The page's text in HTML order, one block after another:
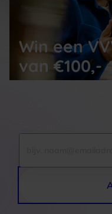
Win een
van €100,-